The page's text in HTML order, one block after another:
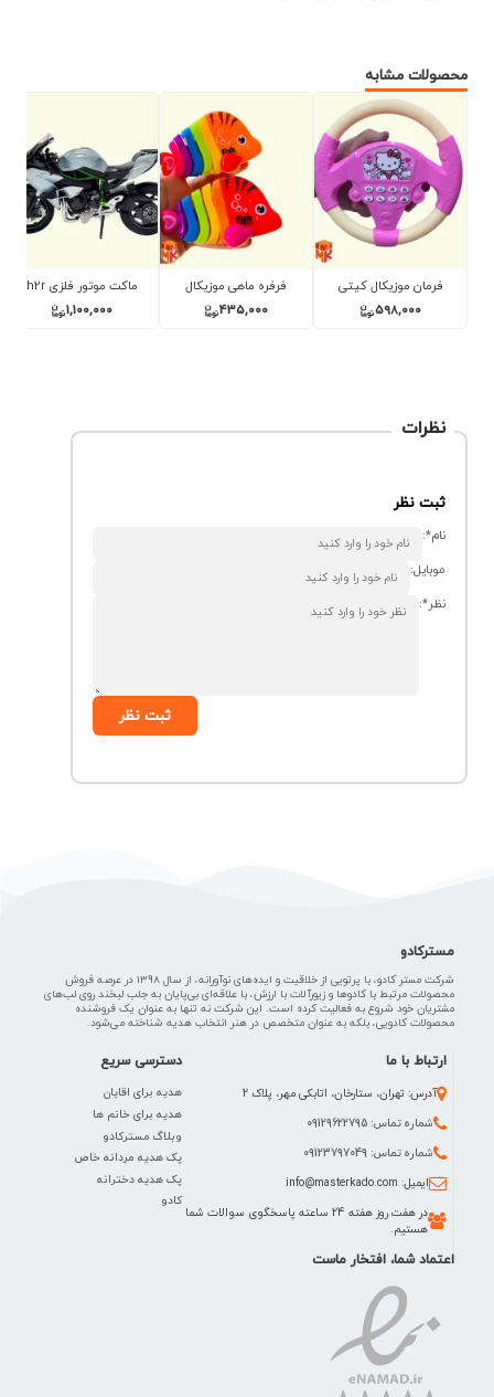
محصولات مشابه
فرفره ماهی موزیکال
435,000
ماکت موتور فلزی h2r
1,100,000
ماکت ماشین فلزی جی تی
نظرات
ثبت نظر
نام*:
موبایل:
نظر*:
ثبت نظر
مسترکادو
شرکت مستر کادو، با پرتویی از خلاقیت و ایده‌های نوآورانه، از سال 1398 در عرصه فروش
محصولات مرتبط با کادوها و زیورآلات با ارزش، با علاقه‌ای بی‌پایان به جلب لبخند روی لب‌های
مشتریان خود شروع به فعالیت کرده است. این شرکت نه تنها به عنوان یک فروشنده
محصولات کادویی، بلکه به عنوان متخصص در هنر انتخاب هدیه شناخته می‌شود.
ارتباط با ما
آدرس: تهران، ستارخان، اتابکی مهر، پلاک 2
شماره تماس: 09129622795
شماره تماس: 09123797049
ایمیل: info@masterkado.com
در هفت روز هفته 24 ساعته پاسخگوی سوالات شما
هستیم.
دسترسی سریع
هدیه برای اقایان
هدیه برای خانم ها
وبلاگ مسترکادو
پک هدیه مردانه خاص
پک هدیه دخترانه
کادو
اعتماد شما، افتخار ماست